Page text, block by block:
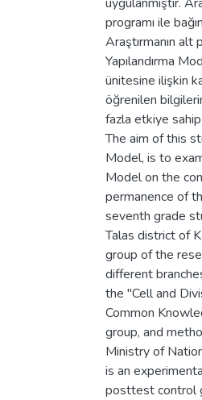
programı ile
Araştırmanın alt
Yapılandırma
ünitesine ilişkin
öğrenilen
fazla etkiye sahip
The aim of this
Model, is to
Model on the
permanence of
seventh grade
Talas district of
group of the
different
the "Cell and
Common
group, and
Ministry of
is an
posttest control